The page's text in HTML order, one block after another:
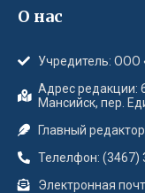
О нас
Учредитель: ООО
Адрес редакции:
Мансийск, пер.
Главный
Телелфон: (3467)
Электронная